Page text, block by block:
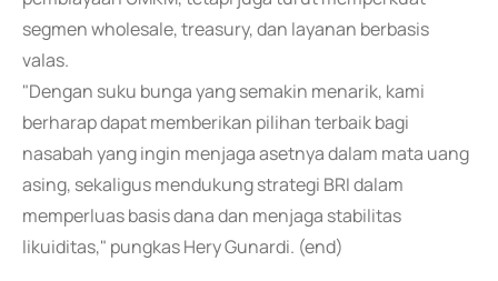
segmen wholesale, treasury, dan layanan berbasis
valas.
"Dengan suku bunga yang semakin menarik, kami
berharap dapat memberikan pilihan terbaik bagi
nasabah yang ingin menjaga asetnya dalam mata uang
asing, sekaligus mendukung strategi BRI dalam
memperluas basis dana dan menjaga stabilitas
likuiditas," pungkas Hery Gunardi. (end)